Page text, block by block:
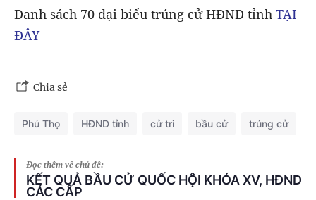
Danh sách 70 đại biểu trúng cử HĐND tỉnh TẠI
ĐÂY
Chia sẻ
Phú Thọ HĐND tỉnh cử tri bầu cử trúng cử
Đọc thêm về chủ đề:
KẾT QUẢ BẦU CỬ QUỐC HỘI KHÓA XV, HĐND
CÁC CẤP